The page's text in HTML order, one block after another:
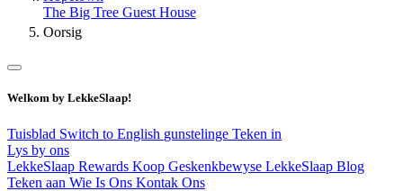
The Big Tree Guest House
Oorsig
Welkom by LekkeSlaap!
Tuisblad Switch to English gunstelinge Teken in
Lys by ons
LekkeSlaap Rewards Koop Geskenkbewyse LekkeSlaap Blog
Teken aan Wie Is Ons Kontak Ons